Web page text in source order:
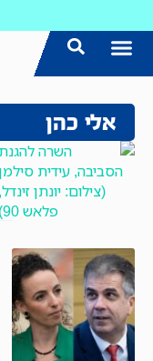
אלי כהן